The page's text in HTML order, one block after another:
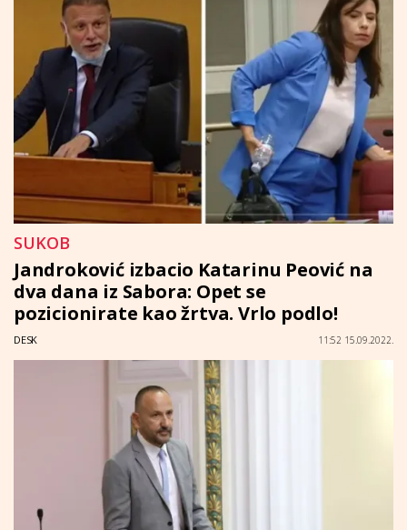
SUKOB
Jandroković izbacio Katarinu Peović na
dva dana iz Sabora: Opet se
pozicionirate kao žrtva. Vrlo podlo!
DESK 11:52 15.09.2022.